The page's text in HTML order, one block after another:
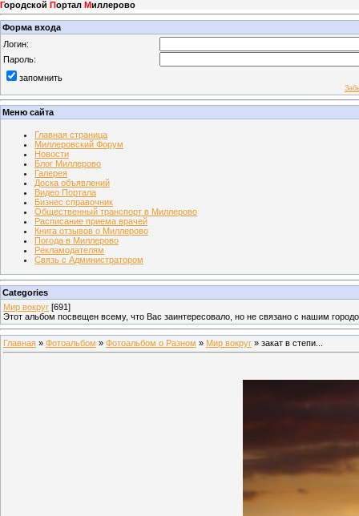
Городской Портал Миллерово
Форма входа
Логин:
Пароль:
запомнить
Меню сайта
Главная страница
Миллеровский Форум
Новости
Блог Миллерово
Галерея
Доска объявлений
Видео Портала
Бизнес справочник
Общественный транспорт в Миллерово
Расписание приема врачей
Книга отзывов о Миллерово
Погода в Миллерово
Рекламодателям
Связь с Администратором
Categories
Мир вокруг [691]
Этот альбом посвещен всему, что Вас заинтересовало, но не связано с нашим
Главная » Фотоальбом » Фотоальбом о Разном » Мир вокруг » закат в степи...